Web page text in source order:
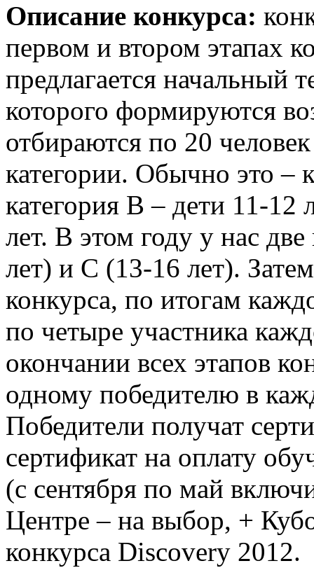
Описание конкурса:
первом и втором этапах
предлагается начальный
которого формируются
отбираются по 20
категории. Обычно это –
категория В – дети 11-12
лет. В этом году у нас
лет) и С (13-16 лет).
конкурса, по итогам
по четыре участника
окончании всех этапов
одному победителю в
Победители получат
сертификат на оплату
(с сентября по май
Центре – на выбор, +
конкурса Discovery 2012.